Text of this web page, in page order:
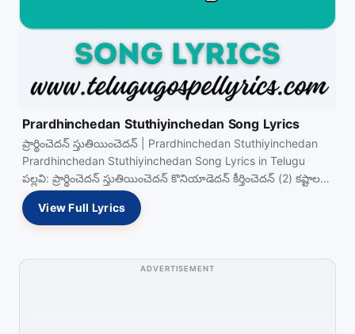
Prardhinchedan Stuthiyinchedan Song Lyrics
ప్రార్థించెదన్ స్తుతియించెదన్ | Prardhinchedan Stuthiyinchedan
Prardhinchedan Stuthiyinchedan Song Lyrics in Telugu
పల్లవి: ప్రార్థించెదన్ స్తుతియించెదన్ కొనియాడెదన్ కీర్తించెదన్ (2) కష్టాలలో
కన్నీళ్లు దిగమింగుచూ వేదనలో బాధలు Read more…
View Full Lyrics
ADVERTISEMENT